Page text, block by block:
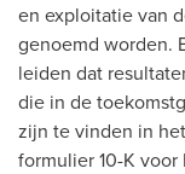
en exploitatie van
genoemd worden.
leiden dat
die in de
zijn te vinden in
formulier 10-K